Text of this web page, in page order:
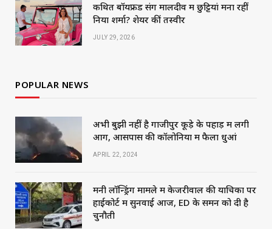
कथित बॉयफ्रेंड संग मालदीव में छुट्टियां मना रहीं
निया शर्मा? शेयर कीं तस्वीरें
JULY 29, 2026
POPULAR NEWS
अभी बुझी नहीं है गाजीपुर कूड़े के पहाड़ में लगी
आग, आसपास की कॉलोनियों में फैला धुआं
APRIL 22, 2024
मनी लॉन्ड्रिंग मामले में केजरीवाल की याचिका पर
हाईकोर्ट में सुनवाई आज, ED के समन को दी है
चुनौती